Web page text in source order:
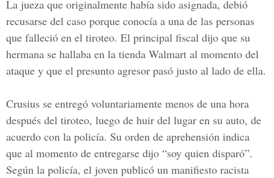
La jueza que originalmente había sido asignada, debió
recusarse del caso porque conocía a una de las personas
que falleció en el tiroteo. El principal fiscal dijo que su
hermana se hallaba en la tienda Walmart al momento del
ataque y que el presunto agresor pasó justo al lado de ella.
Crusius se entregó voluntariamente menos de una hora
después del tiroteo, luego de huir del lugar en su auto, de
acuerdo con la policía. Su orden de aprehensión indica
que al momento de entregarse dijo “soy quien disparó”.
Según la policía, el joven publicó un manifiesto racista